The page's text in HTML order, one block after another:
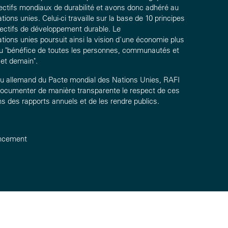
mondiaux de durabilité et avons donc adhéré au
unies. Celui-ci travaille sur la base de 10 principes
de développement durable. Le
unies poursuit ainsi la vision d'une économie plus
"bénéfice de toutes les personnes, communautés et
demain".
allemand du Pacte mondial des Nations Unies, RAFI
de manière transparente le respect de ces
des rapports annuels et de les rendre publics.